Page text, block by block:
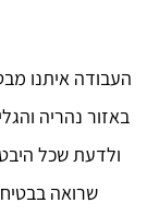
העבודה איתנו
באזור נהריה
ולדעת שכל
שרואה